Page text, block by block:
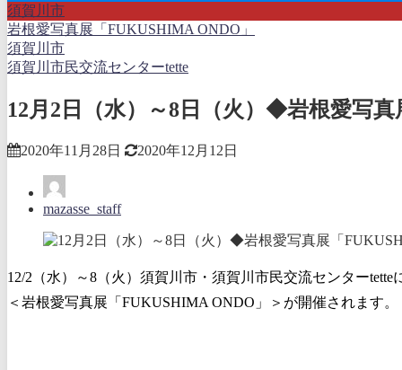
須賀川市
岩根愛写真展「FUKUSHIMA ONDO」
須賀川市
須賀川市民交流センターtette
12月2日（水）～8日（火）◆岩根愛写
2020年11月28日 2020年12月12日
mazasse_staff
12/2（水）～8（火）須賀川市・須賀川市民交流センターtette
＜岩根愛写真展「FUKUSHIMA ONDO」＞が開催されます。